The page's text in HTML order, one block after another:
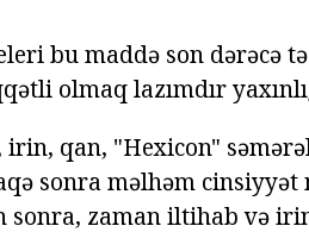
bu maddə son dərəcə
olmaq lazımdır
qan, "Hexicon"
sonra məlhəm
sonra, zaman iltihab və